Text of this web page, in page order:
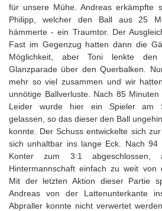
für unsere Mühe. Andreas erkämpfte
Philipp, welcher den Ball aus 25
hämmerte - ein Traumtor. Der
Fast im Gegenzug hatten dann die
Möglichkeit, aber Toni lenkte
Glanzparade über den Querbalken.
mehr so viel zusammen und wir
unnötige Ballverluste. Nach 85
Leider wurde hier ein Spieler am
gelassen, so das dieser den Ball
konnte. Der Schuss entwickelte sich
sich unhaltbar ins lange Eck. Nach 94
Konter zum 3:1
Hintermannschaft einfach zu weit von
Mit der letzten Aktion dieser Partie
Andreas von der Lattenunterkante
Abpraller konnte nicht verwertet